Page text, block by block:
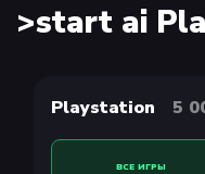
>start ai
Playstation 5
ВСЕ ИГРЫ